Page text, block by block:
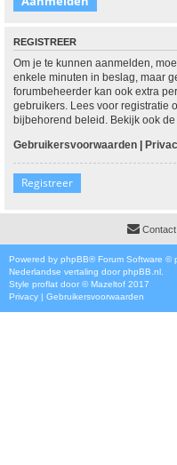
REGISTREER
Om je te kunnen aanmelden,
enkele minuten in beslag, maar
forumbeheerder kan ook extra
gebruikers. Lees voor registratie
bijbehorend beleid. Bekijk ook
Gebruikersvoorwaarden |
Registreer
Contact
Powered by phpBB® Forum Software ©
Nederlandse vertaling door phpBB.nl
Style proflat door ©Mazeltof 2017
Privacy | Gebruikersvoorwaarden